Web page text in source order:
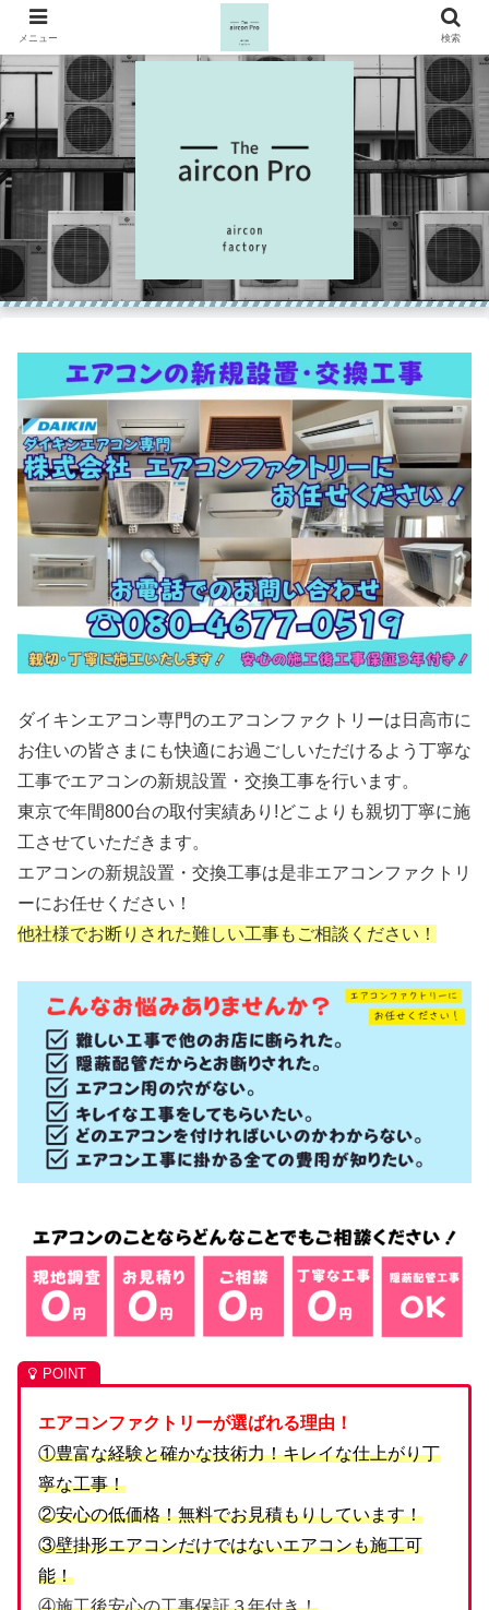
ダイキンエアコン専門のエアコンファクトリーは日高市に
お住いの皆さまにも快適にお過ごしいただけるよう丁寧な
工事でエアコンの新規設置・交換工事を行います。
東京で年間800台の取付実績あり!どこよりも親切丁寧に施
工させていただきます。
エアコンの新規設置・交換工事は是非エアコンファクトリ
ーにお任せください！
他社様でお断りされた難しい工事もご相談ください！
エアコンファクトリーが選ばれる理由！
①豊富な経験と確かな技術力！キレイな仕上がり丁
寧な工事！
②安心の低価格！無料でお見積もりしています！
③壁掛形エアコンだけではないエアコンも施工可
能！
④施工後安心の工事保証３年付き！
メニュー 検索